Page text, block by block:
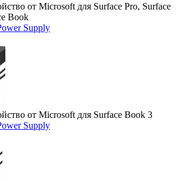
от Microsoft для Surface Pro, Surface
Book
Supply
от Microsoft для Surface Book 3
Supply